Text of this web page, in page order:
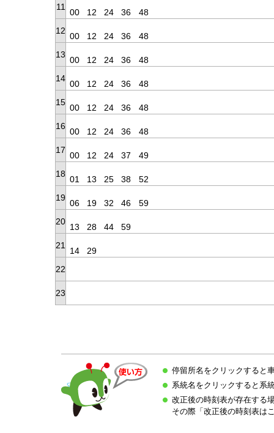
11
00 12 24 36
48
12
00 12 24 36
48
13
00 12 24 36
48
14
00 12 24 36
48
15
00 12 24 36
48
16
00 12 24 36
48
17
00 12 24 37
49
18
01 13 25 38
52
19
06 19 32 46
59
20
13 28 44
59
21
14
29
22
23
停留所名をクリックすると
系統名をクリックすると系
改正後の時刻表が存在する
その際「改正後の時刻表は